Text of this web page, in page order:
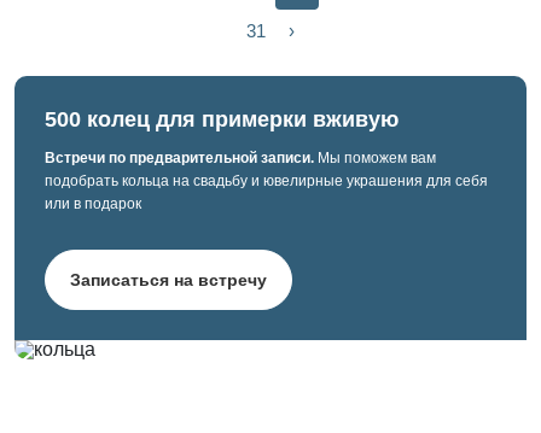
31 ›
500 колец для примерки вживую
Встречи по предварительной записи. Мы поможем вам
подобрать кольца на свадьбу и ювелирные украшения для себя
или в подарок
Записаться на встречу